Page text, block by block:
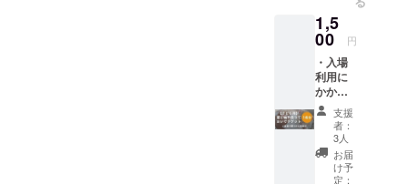
ら1名分
の1時間
の利用
チケッ
トとし
て適用
させて
頂きま
す。(営
業時間
内の1時
間分) ・
1,5
00 円
・入場
利用に
かかる
料金の1
時間分
を、小
学生以
下のお
子様1名
支援
者：
3人
お届
け予
定：